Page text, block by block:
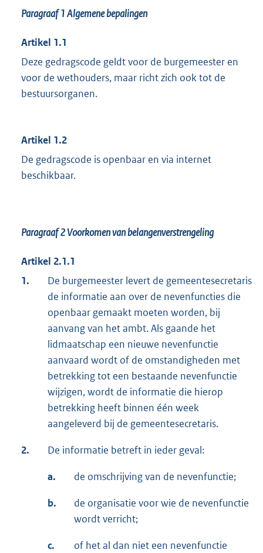
Paragraaf 1Algemene bepalingen
Artikel 1.1
Deze gedragscode geldt voor de burgemeester en
voor de wethouders, maar richt zich ook tot de
bestuursorganen.
Artikel 1.2
De gedragscode is openbaar en via internet
beschikbaar.
Paragraaf 2Voorkomen van belangenverstrengeling
Artikel 2.1.1
1.
De burgemeester levert de gemeentesecretaris
de informatie aan over de nevenfuncties die
openbaar gemaakt moeten worden, bij
aanvang van het ambt. Als gaande het
lidmaatschap een nieuwe nevenfunctie
aanvaard wordt of de omstandigheden met
betrekking tot een bestaande nevenfunctie
wijzigen, wordt de informatie die hierop
betrekking heeft binnen één week
aangeleverd bij de gemeentesecretaris.
2. De informatie betreft in ieder geval:
a. de omschrijving van de nevenfunctie;
b.
de organisatie voor wie de nevenfunctie
wordt verricht;
c.
of het al dan niet een nevenfunctie